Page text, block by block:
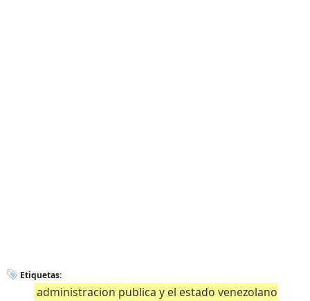
Etiquetas:
administracion publica y el estado venezolano